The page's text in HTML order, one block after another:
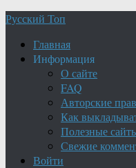
Русский Топ
Главная
Информация
О сайте
FAQ
Авторские
Как
Полезные
Свежие
Войти